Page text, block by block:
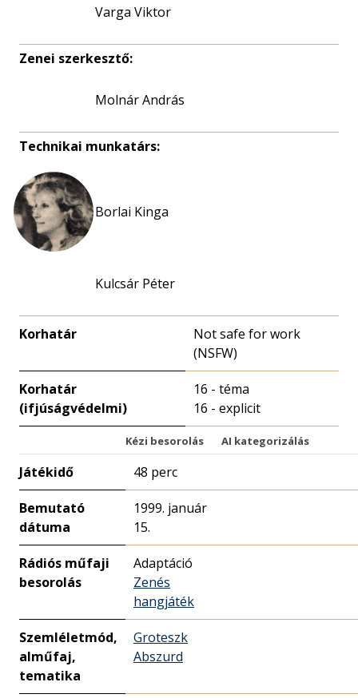
Varga Viktor
Zenei szerkesztő:
Molnár András
Technikai munkatárs:
Borlai Kinga
Kulcsár Péter
Korhatár
Not safe for work
(NSFW)
Korhatár
(ifjúságvédelmi)
16 - téma
16 - explicit
Kézi besorolás AI kategorizálás
Játékidő 48 perc
Bemutató
dátuma
1999. január
15.
Rádiós műfaji
besorolás
Adaptáció
Zenés
hangjáték
Szemléletmód,
alműfaj,
tematika
Groteszk
Abszurd